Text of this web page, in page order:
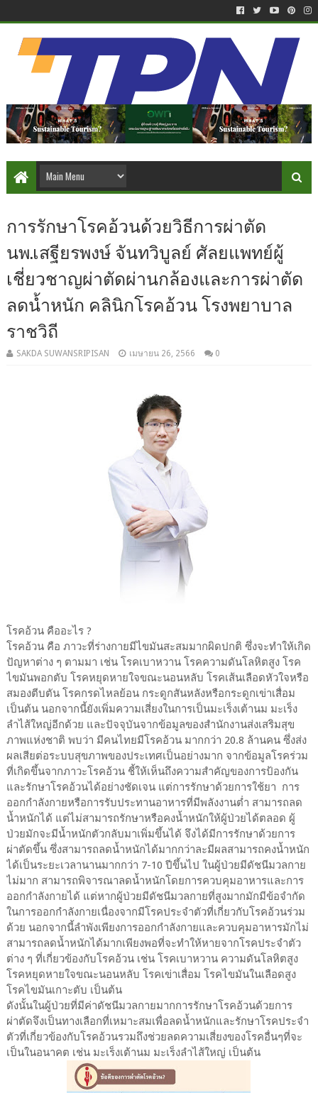
การรักษาโรคอ้วนด้วยวิธีการผ่าตัด
นพ.เสฐียรพงษ์ จันทวิบูลย์ ศัลยแพทย์ผู้
เชี่ยวชาญผ่าตัดผ่านกล้องและการผ่าตัด
ลดน้ำหนัก คลินิกโรคอ้วน โรงพยาบาล
ราชวิถี
SAKDA SUWANSRIPISAN เมษายน 26, 2566 0
โรคอ้วน คืออะไร ?
โรคอ้วน คือ ภาวะที่ร่างกายมีไขมันสะสมมากผิดปกติ ซึ่งจะทำให้เกิด
ปัญหาต่าง ๆ ตามมา เช่น โรคเบาหวาน โรคความดันโลหิตสูง โรค
ไขมันพอกตับ โรคหยุดหายใจขณะนอนหลับ โรคเส้นเลือดหัวใจหรือ
สมองตีบตัน โรคกรดไหลย้อน กระดูกสันหลังหรือกระดูกเข่าเสื่อม
เป็นต้น นอกจากนี้ยังเพิ่มความเสี่ยงในการเป็นมะเร็งเต้านม มะเร็ง
ลำไส้ใหญ่อีกด้วย และปัจจุบันจากข้อมูลของสำนักงานส่งเสริมสุข
ภาพแห่งชาติ พบว่า มีคนไทยมีโรคอ้วน มากกว่า 20.8 ล้านคน ซึ่งส่ง
ผลเสียต่อระบบสุขภาพของประเทศเป็นอย่างมาก จากข้อมูลโรคร่วม
ที่เกิดขึ้นจากภาวะโรคอ้วน ชี้ให้เห็นถึงความสำคัญของการป้องกัน
และรักษาโรคอ้วนได้อย่างชัดเจน แต่การรักษาด้วยการใช้ยา การ
ออกกำลังกายหรือการรับประทานอาหารที่มีพลังงานต่ำ สามารถลด
น้ำหนักได้ แต่ไม่สามารถรักษาหรือคงน้ำหนักให้ผู้ป่วยได้ตลอด ผู้
ป่วยมักจะมีน้ำหนักตัวกลับมาเพิ่มขึ้นได้ จึงได้มีการรักษาด้วยการ
ผ่าตัดขึ้น ซึ่งสามารถลดน้ำหนักได้มากกว่าละมีผลสามารถคงน้ำหนัก
ได้เป็นระยะเวลานานมากกว่า 7-10 ปีขึ้นไป ในผู้ป่วยมีดัชนีมวลกาย
ไม่มาก สามารถพิจารณาลดน้ำหนักโดยการควบคุมอาหารและการ
ออกกำลังกายได้ แต่หากผู้ป่วยมีดัชนีมวลกายที่สูงมากมักมีข้อจำกัด
ในการออกกำลังกายเนื่องจากมีโรคประจำตัวที่เกี่ยวกับโรคอ้วนร่วม
ด้วย นอกจากนี้ลำพังเพียงการออกกำลังกายและควบคุมอาหารมักไม่
สามารถลดน้ำหนักได้มากเพียงพอที่จะทำให้หายจากโรคประจำตัว
ต่าง ๆ ที่เกี่ยวข้องกับโรคอ้วน เช่น โรคเบาหวาน ความดันโลหิตสูง
โรคหยุดหายใจขณะนอนหลับ โรคเข่าเสื่อม โรคไขมันในเลือดสูง
โรคไขมันเกาะตับ เป็นต้น
ดังนั้นในผู้ป่วยที่มีค่าดัชนีมวลกายมากการรักษาโรคอ้วนด้วยการ
ผ่าตัดจึงเป็นทางเลือกที่เหมาะสมเพื่อลดน้ำหนักและรักษาโรคประจำ
ตัวที่เกี่ยวข้องกับโรคอ้วนรวมถึงช่วยลดความเสี่ยงของโรคอื่นๆที่จะ
เป็นในอนาคต เช่น มะเร็งเต้านม มะเร็งลำไส้ใหญ่ เป็นต้น